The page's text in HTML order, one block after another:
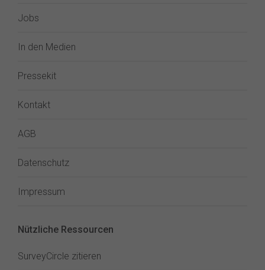
Jobs
In den Medien
Pressekit
Kontakt
AGB
Datenschutz
Impressum
Nützliche Ressourcen
SurveyCircle zitieren